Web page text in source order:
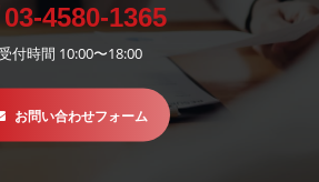
03-4580-1365
付時間 10:00〜18:00
お問い合わせフォーム